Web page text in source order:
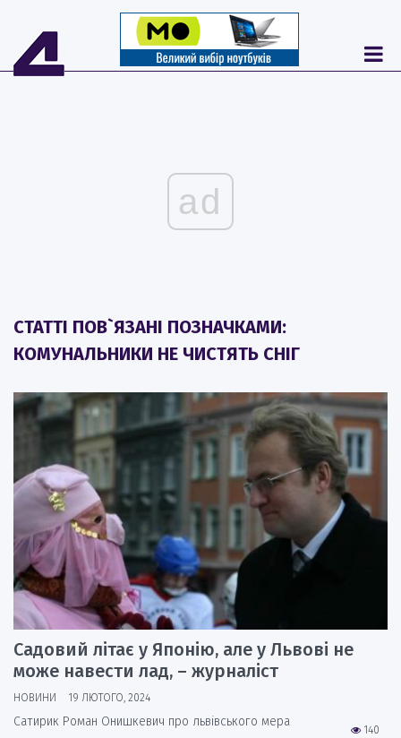
ad
СТАТТІ ПОВ`ЯЗАНІ ПОЗНАЧКАМИ:
КОМУНАЛЬНИКИ НЕ ЧИСТЯТЬ СНІГ
Садовий літає у Японію, але у Львові не
може навести лад, – журналіст
НОВИНИ 19 ЛЮТОГО, 2024
140
Сатирик Роман Онишкевич про львівського мера